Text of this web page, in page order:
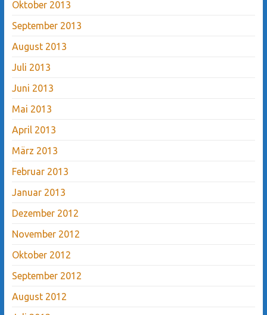
Oktober 2013
September 2013
August 2013
Juli 2013
Juni 2013
Mai 2013
April 2013
März 2013
Februar 2013
Januar 2013
Dezember 2012
November 2012
Oktober 2012
September 2012
August 2012